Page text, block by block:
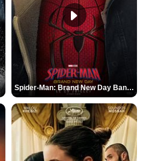
Spider-Man: Brand New Day Bande-annonce VO STFR